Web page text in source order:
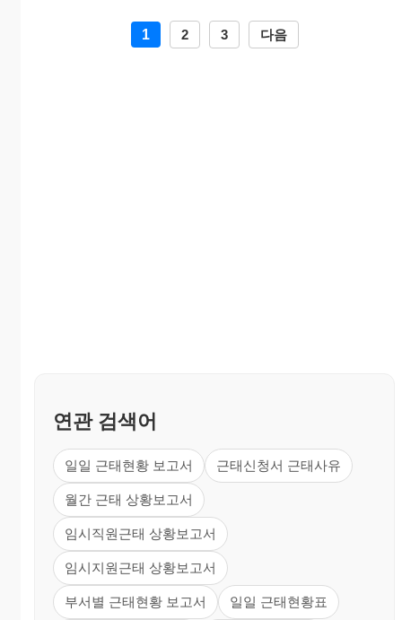
1 2 3 다음
연관 검색어
일일 근태현황 보고서 근태신청서 근태사유
월간 근태 상황보고서
임시직원근태 상황보고서
임시지원근태 상황보고서
부서별 근태현황 보고서 일일 근태현황표